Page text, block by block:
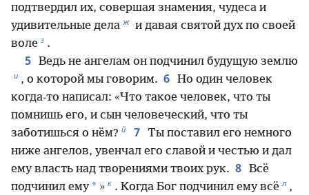
подтвердил их, совершая знамения, чудеса и
удивительные дела ж и давая святой дух по своей
воле з .
5 Ведь не ангелам он подчинил будущую землю
и , о которой мы говорим. 6 Но один человек
когда-то написал: «Что такое человек, что ты
помнишь его, и сын человеческий, что ты
заботишься о нём? й 7 Ты поставил его немного
ниже ангелов, увенчал его славой и честью и дал
ему власть над творениями твоих рук. 8 Всё
подчинил ему * » к . Когда Бог подчинил ему всё л ,